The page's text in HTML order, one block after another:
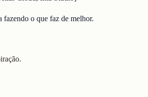
o que faz de melhor.